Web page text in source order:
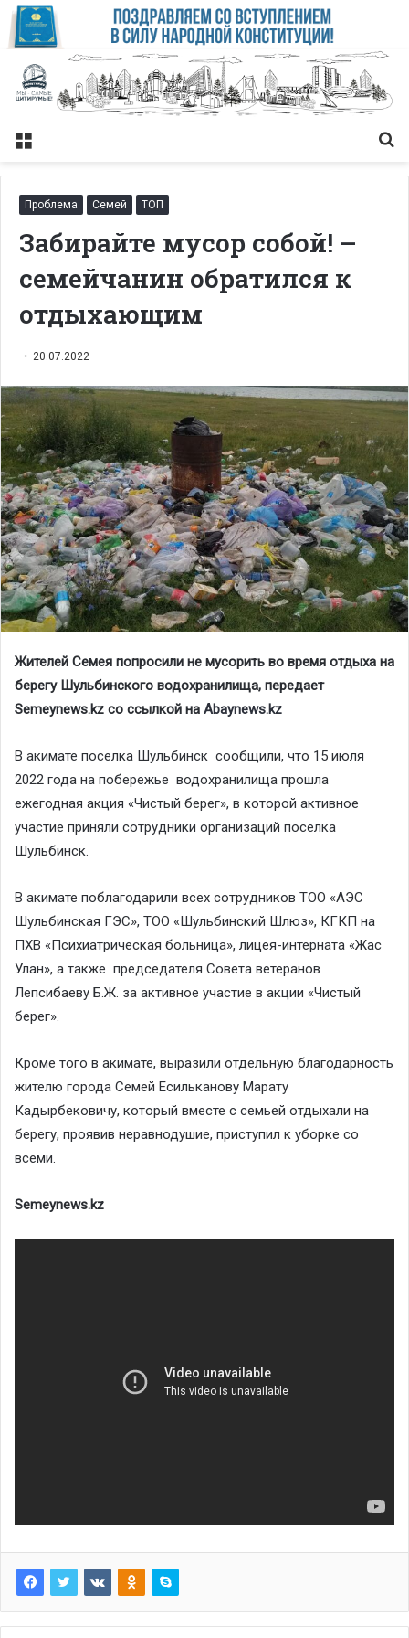
Меню
Проблема Семей ТОП
Забирайте мусор собой! –
семейчанин обратился к
отдыхающим
20.07.2022
Жителей Семея попросили не мусорить во время отдыха на
берегу Шульбинского водохранилища, передает
Semeynews.kz cо ссылкой на Abaynews.kz
В акимате поселка Шульбинск сообщили, что 15 июля
2022 года на побережье водохранилища прошла
ежегодная акция «Чистый берег», в которой активное
участие приняли сотрудники организаций поселка
Шульбинск.
В акимате поблагодарили всех сотрудников ТОО «АЭС
Шульбинская ГЭС», ТОО «Шульбинский Шлюз», КГКП на
ПХВ «Психиатрическая больница», лицея-интерната «Жас
Улан», а также председателя Совета ветеранов
Лепсибаеву Б.Ж. за активное участие в акции «Чистый
берег».
Кроме того в акимате, выразили отдельную благодарность
жителю города Семей Есильканову Марату
Кадырбековичу, который вместе с семьей отдыхали на
берегу, проявив неравнодушие, приступил к уборке со
всеми.
Semeynews.kz